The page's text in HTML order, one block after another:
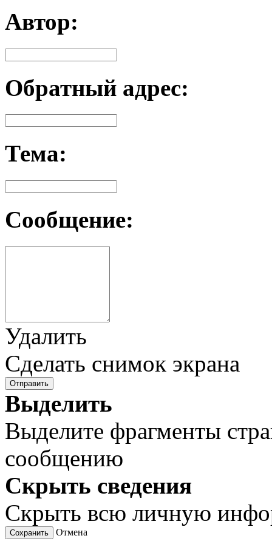
Автор:
Обратный адрес:
Тема:
Сообщение:
Удалить
Сделать снимок экрана
Отправить
Выделить
Выделите фрагменты
сообщению
Скрыть сведения
Скрыть всю личную
Сохранить Отмена